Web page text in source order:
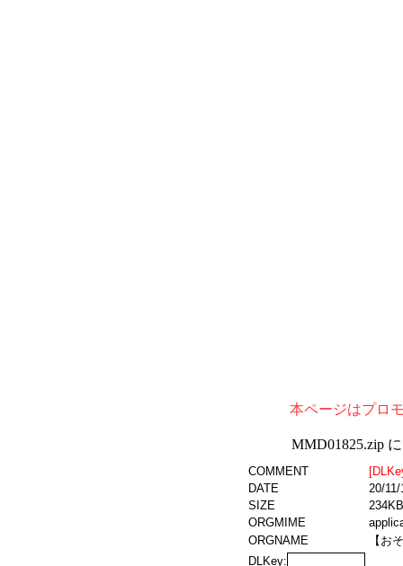
本ページはプロ
MMD01825.zip
COMMENT
DATE
20/
SIZE
ORGMIME
ORGNAME
【お
DLKey: